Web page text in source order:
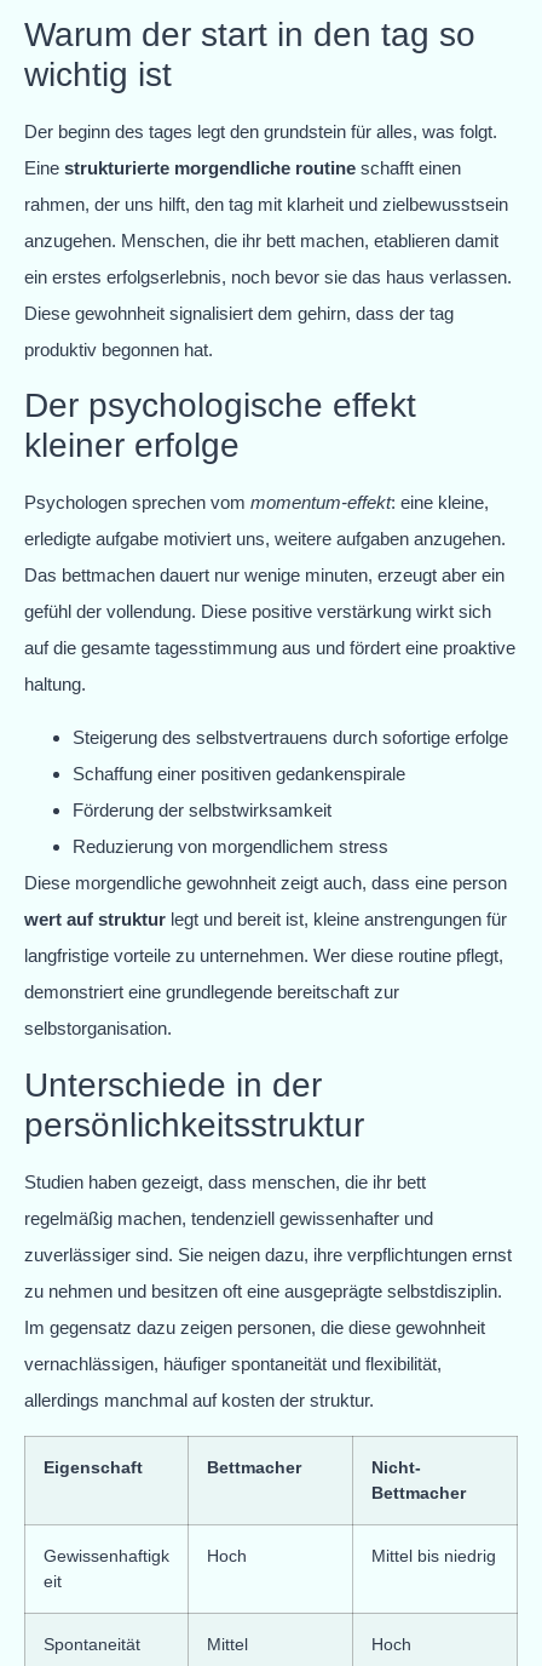
Warum der start in den tag so
wichtig ist
Der beginn des tages legt den grundstein für alles, was folgt.
Eine strukturierte morgendliche routine schafft einen
rahmen, der uns hilft, den tag mit klarheit und zielbewusstsein
anzugehen. Menschen, die ihr bett machen, etablieren damit
ein erstes erfolgserlebnis, noch bevor sie das haus verlassen.
Diese gewohnheit signalisiert dem gehirn, dass der tag
produktiv begonnen hat.
Der psychologische effekt
kleiner erfolge
Psychologen sprechen vom momentum-effekt: eine kleine,
erledigte aufgabe motiviert uns, weitere aufgaben anzugehen.
Das bettmachen dauert nur wenige minuten, erzeugt aber ein
gefühl der vollendung. Diese positive verstärkung wirkt sich
auf die gesamte tagesstimmung aus und fördert eine proaktive
haltung.
Steigerung des selbstvertrauens durch sofortige erfolge
Schaffung einer positiven gedankenspirale
Förderung der selbstwirksamkeit
Reduzierung von morgendlichem stress
Diese morgendliche gewohnheit zeigt auch, dass eine person
wert auf struktur legt und bereit ist, kleine anstrengungen für
langfristige vorteile zu unternehmen. Wer diese routine pflegt,
demonstriert eine grundlegende bereitschaft zur
selbstorganisation.
Unterschiede in der
persönlichkeitsstruktur
Studien haben gezeigt, dass menschen, die ihr bett
regelmäßig machen, tendenziell gewissenhafter und
zuverlässiger sind. Sie neigen dazu, ihre verpflichtungen ernst
zu nehmen und besitzen oft eine ausgeprägte selbstdisziplin.
Im gegensatz dazu zeigen personen, die diese gewohnheit
vernachlässigen, häufiger spontaneität und flexibilität,
allerdings manchmal auf kosten der struktur.
Eigenschaft Bettmacher
Nicht-
Bettmacher
Gewissenhaftigk
eit
Hoch Mittel bis niedrig
Spontaneität Mittel Hoch